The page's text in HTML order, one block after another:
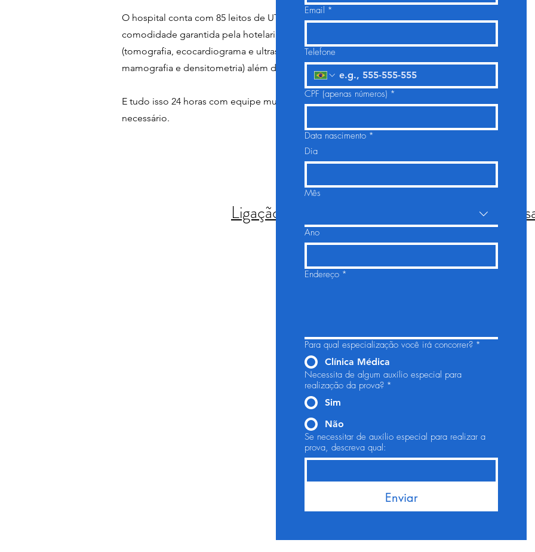
O hospital conta com 85 leitos de UTI, 70 leitos de internação, suítes com todo conforto e
comodidade garantida pela hotelaria hospitalar, uma completa gama de exames a disposição
(tomografia, ecocardiograma e ultrassonografia, teste ergometrico, holter e mapa, endoscopia,
mamografia e densitometria) além de laboratório de análises clínicas.
E tudo isso 24 horas com equipe multidisciplinar treinada e pronta para atendê-lo quando for
necessário.
Ligação
Email *
Telefone
CPF (apenas números) *
Data nascimento *
Dia
Mês
Ano
Endereço *
Para qual especialização você irá concorrer? *
Clínica Médica
Necessita de algum auxílio especial para
realização da prova? *
Sim
Não
Se necessitar de auxílio especial para realizar a
prova, descreva qual:
Enviar